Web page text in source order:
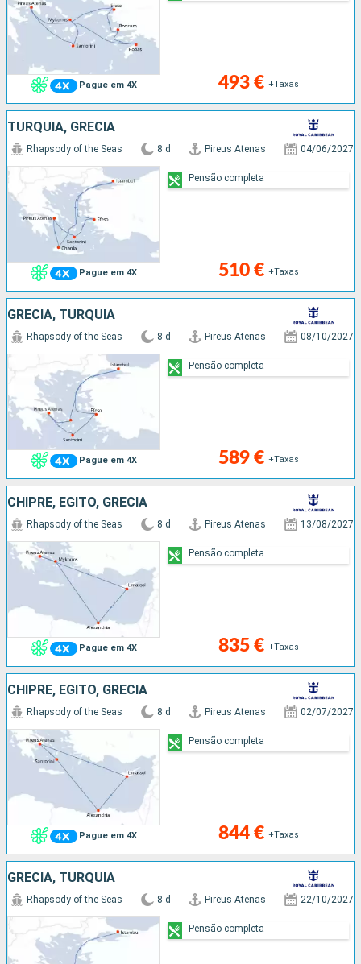
Pague em 4X 493 € +Taxas
TURQUIA, GRÉCIA
Pague em 4X
Rhapsody of the Seas 8 d Pireus Atenas 04/06/2027
510 € +Taxas
Pensão completa
GRÉCIA, TURQUIA
Pague em 4X
Rhapsody of the Seas 8 d Pireus Atenas 08/10/2027
589 € +Taxas
Pensão completa
CHIPRE, EGITO, GRÉCIA
Pague em 4X
Rhapsody of the Seas 8 d Pireus Atenas 13/08/2027
835 € +Taxas
Pensão completa
CHIPRE, EGITO, GRÉCIA
Pague em 4X
Rhapsody of the Seas 8 d Pireus Atenas 02/07/2027
844 € +Taxas
Pensão completa
GRÉCIA, TURQUIA
Rhapsody of the Seas 8 d Pireus Atenas 22/10/2027
Pensão completa